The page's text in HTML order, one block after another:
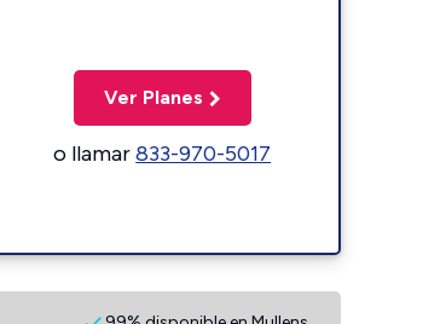
Ver Planes
o llamar833-970-5017